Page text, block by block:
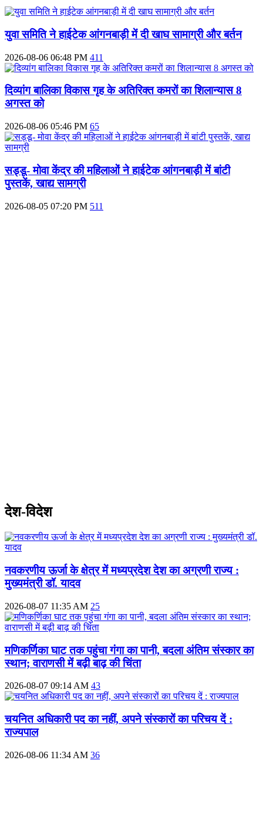
युवा समिति ने हाईटेक आंगनबाड़ी में दी खाघ सामाग्री और बर्तन
2026-08-06 06:48 PM 411
दिव्‍यांग बालिका विकास गृह के अतिरिक्‍त कमरों का शिलान्‍यास 8
अगस्त को
2026-08-06 05:46 PM 65
सड्डू- मोवा केंद्र की महिलाओं ने हाईटेक आंगनबाड़ी में बांटी
पुस्‍तकें, खाद्य सामग्री
2026-08-05 07:20 PM 511
देश-विदेश
नवकरणीय ऊर्जा के क्षेत्र में मध्यप्रदेश देश का अग्रणी राज्य :
मुख्यमंत्री डॉ. यादव
2026-08-07 11:35 AM 25
मणिकर्णिका घाट तक पहुंचा गंगा का पानी, बदला अंतिम संस्कार का
स्थान; वाराणसी में बढ़ी बाढ़ की चिंता
2026-08-07 09:14 AM 43
चयनित अधिकारी पद का नहीं, अपने संस्कारों का परिचय दें :
राज्यपाल
2026-08-06 11:34 AM 36